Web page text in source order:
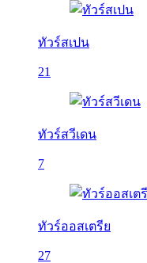
ทัวร์สเปน
21
ทัวร์สวีเดน
7
ทัวร์ออสเตรีย
27